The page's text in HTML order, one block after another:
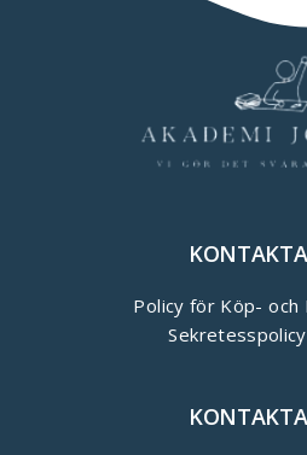
Policy för Köp- och